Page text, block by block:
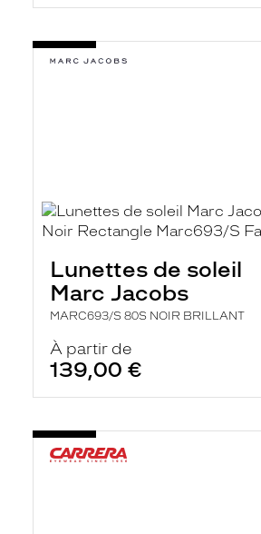
Lunettes de soleil
Marc Jacobs
MARC693/S 80S NOIR BRILLANT
À partir de
139,00 €